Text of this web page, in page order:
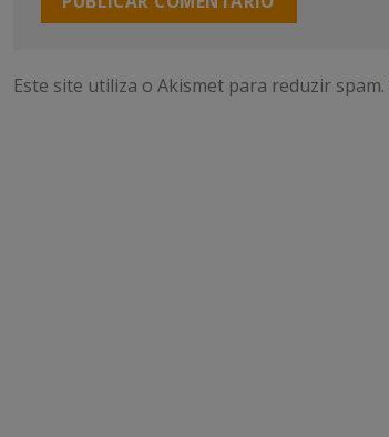
Este site utiliza o Akismet para reduzir spam.